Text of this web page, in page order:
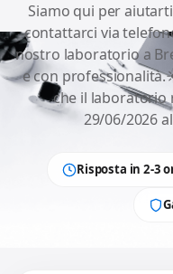
Siamo qui per
contattarci via
nostro laboratorio a
e con
che il laboratorio
29/06/2026
Risposta in 2-3